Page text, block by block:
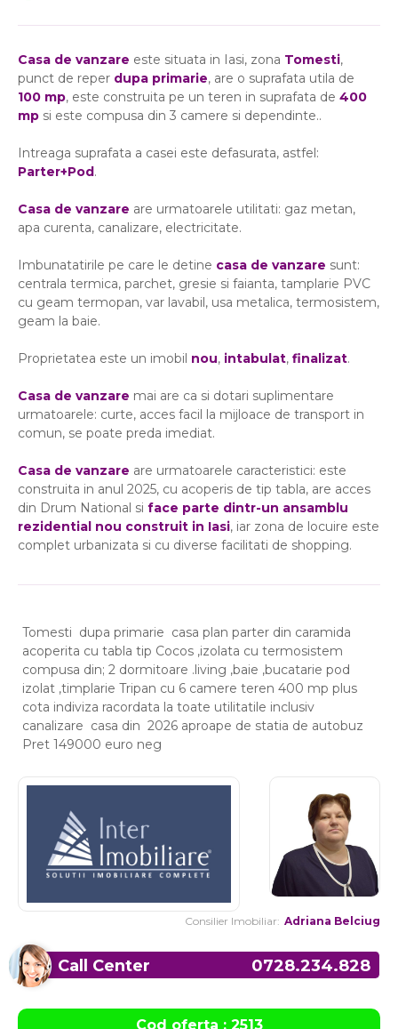
Casa de vanzare este situata in Iasi, zona Tomesti,
punct de reper dupa primarie, are o suprafata utila de
100 mp, este construita pe un teren in suprafata de 400
mp si este compusa din 3 camere si dependinte..
Intreaga suprafata a casei este defasurata, astfel:
Parter+Pod.
Casa de vanzare are urmatoarele utilitati: gaz metan,
apa curenta, canalizare, electricitate.
Imbunatatirile pe care le detine casa de vanzare sunt:
centrala termica, parchet, gresie si faianta, tamplarie PVC
cu geam termopan, var lavabil, usa metalica, termosistem,
geam la baie.
Proprietatea este un imobil nou, intabulat, finalizat.
Casa de vanzare mai are ca si dotari suplimentare
urmatoarele: curte, acces facil la mijloace de transport in
comun, se poate preda imediat.
Casa de vanzare are urmatoarele caracteristici: este
construita in anul 2025, cu acoperis de tip tabla, are acces
din Drum National si face parte dintr-un ansamblu
rezidential nou construit in Iasi, iar zona de locuire este
complet urbanizata si cu diverse facilitati de shopping.
Tomesti dupa primarie casa plan parter din caramida
acoperita cu tabla tip Cocos ,izolata cu termosistem
compusa din; 2 dormitoare .living ,baie ,bucatarie pod
izolat ,timplarie Tripan cu 6 camere teren 400 mp plus
cota indiviza racordata la toate utilitatile inclusiv
canalizare casa din 2026 aproape de statia de autobuz
Pret 149000 euro neg
Consilier Imobiliar: Adriana Belciug
Call Center 0728.234.828
Cod oferta : 2513